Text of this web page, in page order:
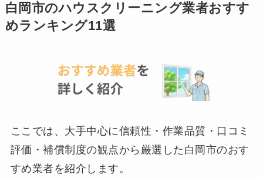
白岡市のハウスクリーニング業者おすす
めランキング11選
ここでは、大手中心に信頼性・作業品質・口コミ
評価・補償制度の観点から厳選した白岡市のおす
すめ業者を紹介します。